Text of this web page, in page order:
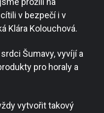
v bezpečí i v
Klára Kolouchová.
Šumavy, vyvíjí a
pro horaly a
vytvořit takový